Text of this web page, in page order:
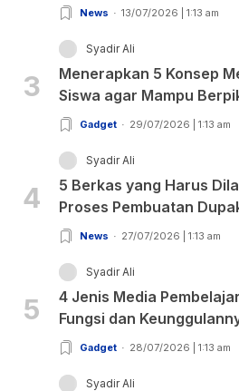
News 13/07/2026 | 1:13 am
3
Syadir Ali
Menerapkan 5 Konsep
Siswa agar Mampu
Gadget 29/07/2026 | 1:13 am
4
Syadir Ali
5 Berkas yang Harus
Proses Pembuatan
News 27/07/2026 | 1:13 am
5
Syadir Ali
4 Jenis Media
Fungsi dan
Gadget 28/07/2026 | 1:13 am
Syadir Ali